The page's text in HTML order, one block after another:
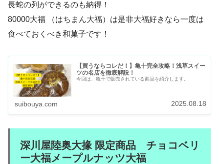
長蛇の列ができるのも納得！
80000大福 （はちまん大福）は是非大福好きなら一度は
食べておくべき和菓子です！
【買うならコレだ！】亀十完全攻略！浅草スイー
ツの名店を徹底解説！
今回は、亀十で販売されている商品を紹介します。
suibouya.com 2025.08.18
深川屋陸奥大掾 限定商品 チョコベリ
ー大福メープルナッツ大福